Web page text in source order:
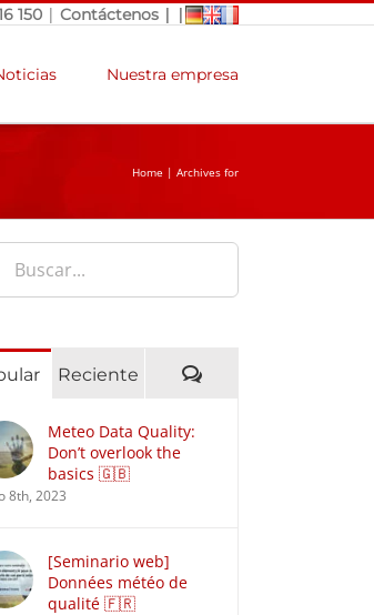
150 | Contáctenos | |
Nuestra empresa
Home | Archives for
Reciente Comentarios
Meteo Data Quality:
Don’t overlook the
basics 🇬🇧
8th, 2023
[Seminario web]
Données météo de
qualité 🇫🇷